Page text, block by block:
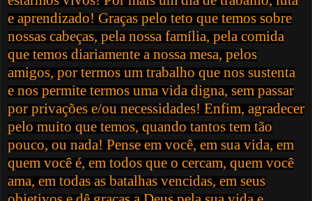
e aprendizado! Graças pelo teto que temos sobre
nossas cabeças, pela nossa família, pela comida
que temos diariamente a nossa mesa, pelos
amigos, por termos um trabalho que nos sustenta
e nos permite termos uma vida digna, sem passar
por privações e/ou necessidades! Enfim, agradecer
pelo muito que temos, quando tantos tem tão
pouco, ou nada! Pense em você, em sua vida, em
quem você é, em todos que o cercam, quem você
ama, em todas as batalhas vencidas, em seus